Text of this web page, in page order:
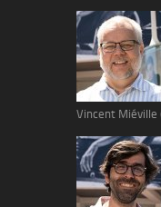
Vincent Miéville